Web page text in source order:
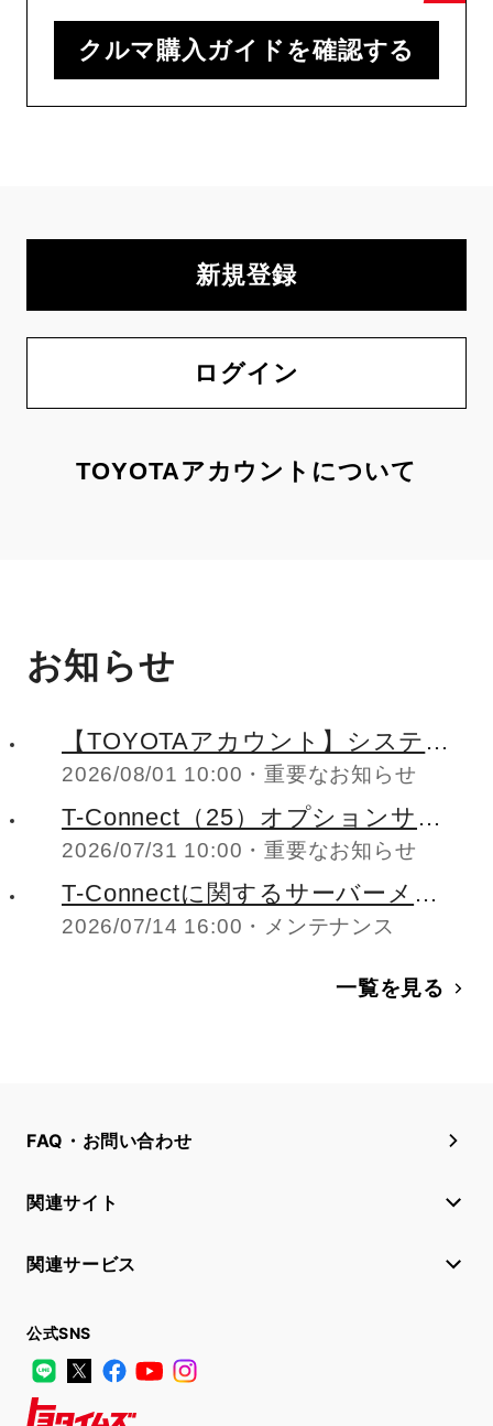
クルマ購入ガイドを確認する
新規登録
ログイン
TOYOTAアカウントについて
お知らせ
【TOYOTAアカウント】システ
ムメンテナンスのお知らせ
（2026年8月24日(月)27:00-
28:00）
2026/08/01 10:00 重要なお知らせ
T-Connect（25）オプションサー
ビス「リモートエアコン」の
PHEV車両へのサービス申込み停
止のお知らせ
2026/07/31 10:00 重要なお知らせ
T-Connectに関するサーバーメン
テナンスのお知らせ
2026/07/14 16:00 メンテナンス
一覧を見る
FAQ・お問い合わせ
関連サイト
関連サービス
公式SNS
LINE
X FacebookYouTube